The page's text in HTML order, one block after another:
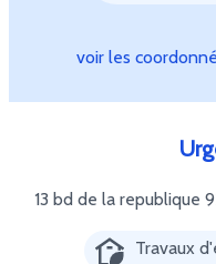
voir les
13 bd de la republique
Travaux